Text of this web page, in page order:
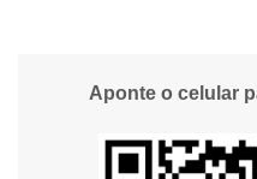
Aponte o celular